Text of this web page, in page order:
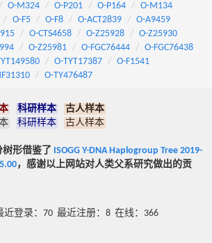
O-M324 O-P201 O-P164
O-M134
O-F5 O-F8 O-ACT2839
O-A9459
O-CTS4658 O-Z25928
O-Z25930
O-Z25981 O-FGC76444
O-FGC76438
O-TYT17387
O-F1541
O-TY476487
科研样本
古人样本
科研样本 古人样本
树形借鉴了 ISOGG Y-DNA Haplogroup Tree 2019-
，感谢以上网站对人类父系研究做出的贡
近登录：70 最近注册：8 在线：366